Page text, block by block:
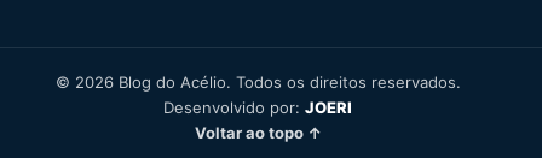
© 2026 Blog do Acélio. Todos os direitos reservados.
Desenvolvido por: JOERI
Voltar ao topo ↑